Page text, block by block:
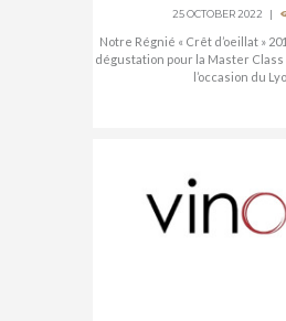
25 OCTOBER 2022
Notre Régnié « Crêt d’oeillat »
dégustation pour la Master
l’occasion du